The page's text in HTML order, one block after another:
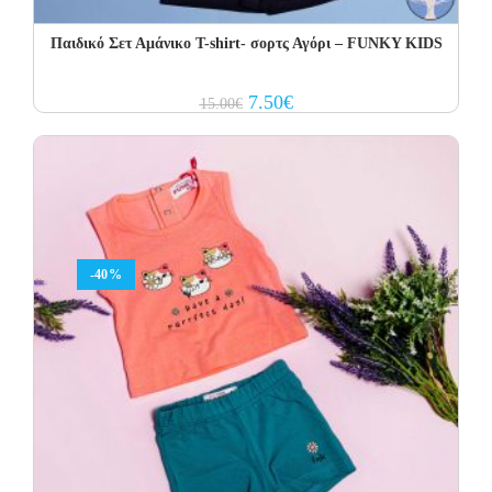
Παιδικό Σετ Αμάνικο T-shirt- σορτς Αγόρι – FUNKY KIDS
15.00€ Original
price
7.50€Current
price
-40%